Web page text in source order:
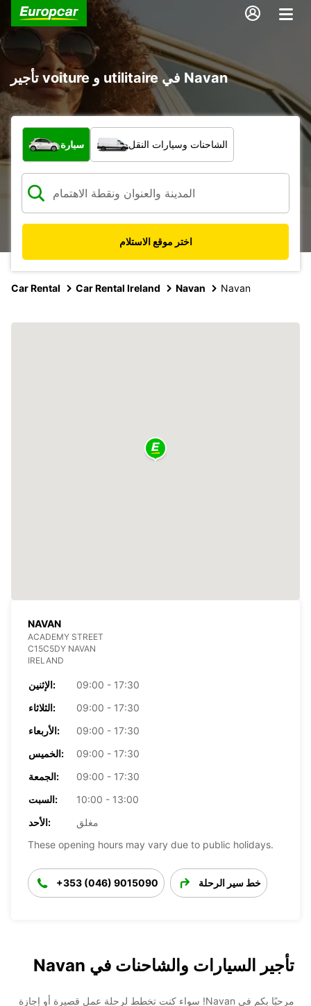
تأجير voiture و utilitaire في Navan
ما نوع المركبة؟
سيارة الشاحنات وسيارات النقل
اختر موقع الاستلام
Car Rental Car Rental Ireland Navan Navan
NAVAN
ACADEMY STREET
C15C5DY NAVAN
IRELAND
الإثنين:
09:00 - 17:30
الثلاثاء:
09:00 - 17:30
الأربعاء:
09:00 - 17:30
الخميس:
09:00 - 17:30
الجمعة:
09:00 - 17:30
السبت:
10:00 - 13:00
الأحد:
مغلق
These opening hours may vary due to public holidays.
+353 (046) 9015090 خط سير الرحلة
تأجير السيارات والشاحنات في Navan
مرحبًا بكم في Navan! سواء كنت تخطط لرحلة عمل قصيرة أو إجازة